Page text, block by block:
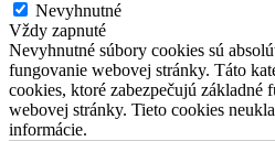
Nevyhnutné
Vždy zapnuté
Nevyhnutné súbory cookies sú
fungovanie webovej stránky. Táto
cookies, ktoré zabezpečujú základné
webovej stránky. Tieto cookies
informácie.